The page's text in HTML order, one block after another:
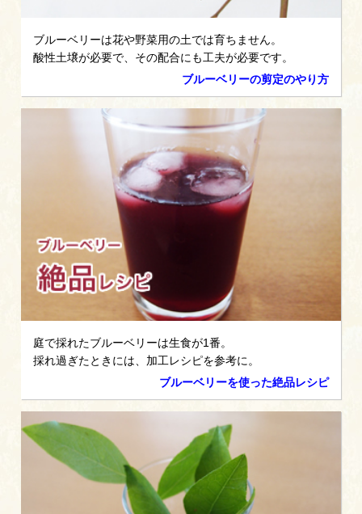
ブルーベリーは花や野菜用の土では育ちません。
酸性土壌が必要で、その配合にも工夫が必要です。
ブルーベリーの剪定のやり方
庭で採れたブルーベリーは生食が1番。
採れ過ぎたときには、加工レシピを参考に。
ブルーベリーを使った絶品レシピ